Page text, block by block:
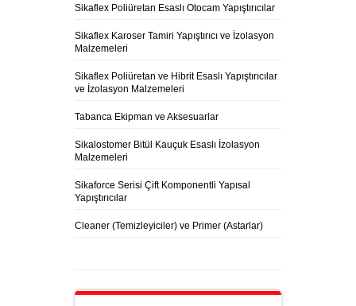
Sikaflex Poliüretan Esaslı Otocam Yapıştırıcılar
Sikaflex Karoser Tamiri Yapıştırıcı ve İzolasyon
Malzemeleri
Sikaflex Poliüretan ve Hibrit Esaslı Yapıştırıcılar
ve İzolasyon Malzemeleri
Tabanca Ekipman ve Aksesuarlar
Sikalostomer Bitül Kauçuk Esaslı İzolasyon
Malzemeleri
Sikaforce Serisi Çift Komponentli Yapısal
Yapıştırıcılar
Cleaner (Temizleyiciler) ve Primer (Astarlar)